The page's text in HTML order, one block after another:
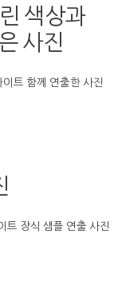
색상과
사진